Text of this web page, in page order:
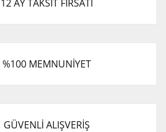
12 AY TAKSİT FIRSATI
%100 MEMNUNİYET
GÜVENLİ ALIŞVERİŞ